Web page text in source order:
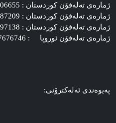
ژماره‌ی ته‌له‌فۆن کوردستان : 07506206655 (00964)
ژماره‌ی ته‌له‌فۆن کوردستان : 07504687209 (00964)
ژماره‌ی ته‌له‌فۆن کوردستان : 07504497138 (00964)
ژماره‌ی ته‌له‌فۆن ئوروپا : 0767676746 (0046)
په‌یوه‌ندی ئه‌له‌کترۆنی: